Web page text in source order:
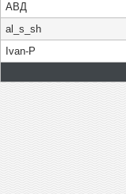
АВД
al_s_sh
Ivan-P